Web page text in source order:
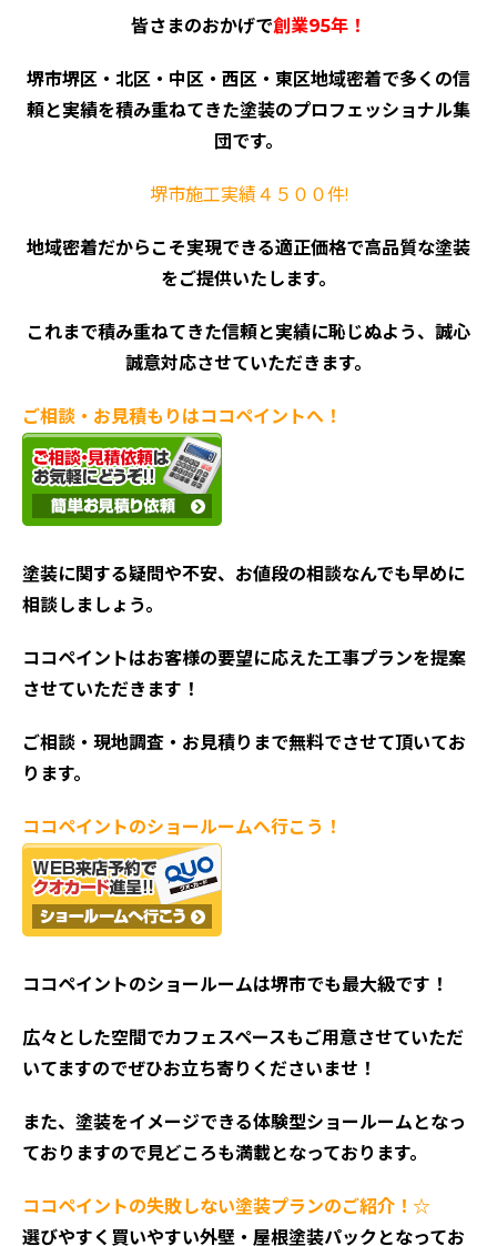
皆さまのおかげで創業95年！
堺市堺区・北区・中区・西区・東区地域密着で多くの信
頼と実績を積み重ねてきた塗装のプロフェッショナル集
団です。
堺市施工実績４５００件!
地域密着だからこそ実現できる適正価格で高品質な塗装
をご提供いたします。
これまで積み重ねてきた信頼と実績に恥じぬよう、誠心
誠意対応させていただきます。
ご相談・お見積もりはココペイントへ！
塗装に関する疑問や不安、お値段の相談なんでも早めに
相談しましょう。
ココペイントはお客様の要望に応えた工事プランを提案
させていただきます！
ご相談・現地調査・お見積りまで無料でさせて頂いてお
ります。
ココペイントのショールームへ行こう！
ココペイントのショールームは堺市でも最大級です！
広々とした空間でカフェスペースもご用意させていただ
いてますのでぜひお立ち寄りくださいませ！
また、塗装をイメージできる体験型ショールームとなっ
ておりますので見どころも満載となっております。
ココペイントの失敗しない塗装プランのご紹介！☆
選びやすく買いやすい外壁・屋根塗装パックとなってお